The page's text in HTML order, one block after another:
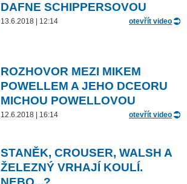
DAFNE SCHIPPERSOVOU
13.6.2018 | 12:14 otevřít video
ROZHOVOR MEZI MIKEM
POWELLEM A JEHO DCEORU
MICHOU POWELLOVOU
12.6.2018 | 16:14 otevřít video
STANĚK, CROUSER, WALSH A
ŽELEZNÝ VRHAJÍ KOULÍ.